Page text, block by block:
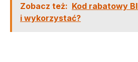
Zobacz też: Kod rabatowy
i wykorzystać?